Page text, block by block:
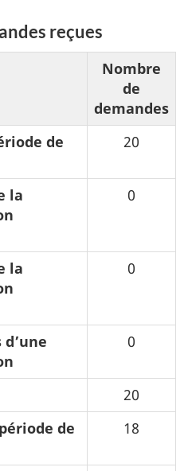
reçues
Nombre
de
demandes
de
20
la
0
la
0
0
20
de
18